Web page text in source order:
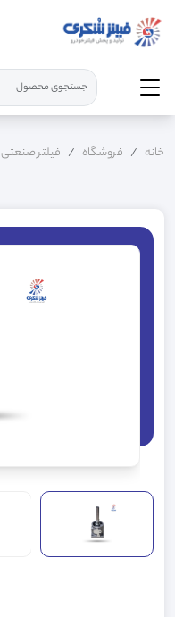
خانه فروشگاه فیلتر صنعتی